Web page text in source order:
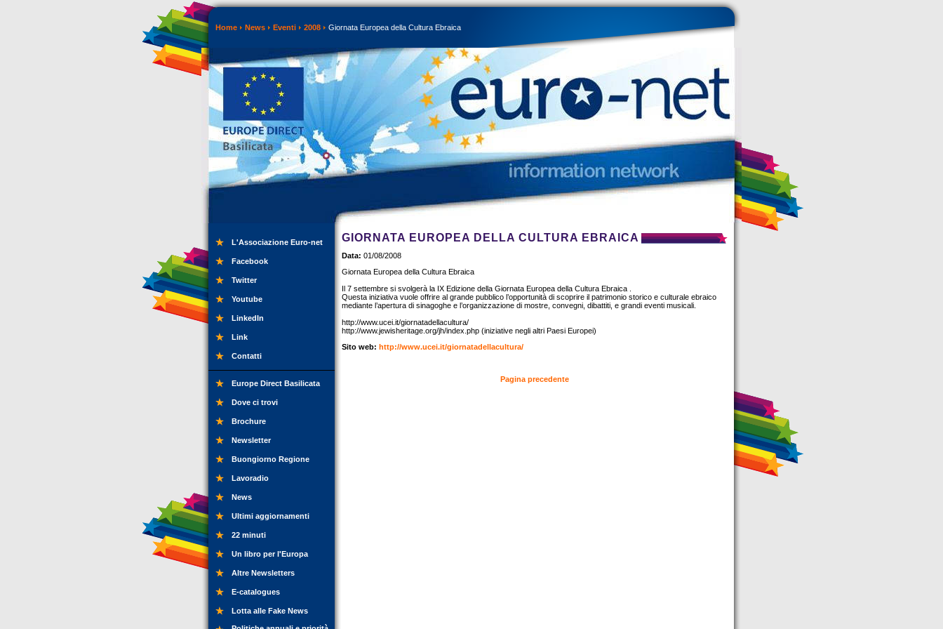
Home News Eventi 2008 Giornata Europea della Cultura Ebraica
L'Associazione Euro-net
Facebook
Twitter
Youtube
LinkedIn
Link
Contatti
Europe Direct Basilicata
Dove ci trovi
Brochure
Newsletter
Buongiorno Regione
Lavoradio
News
Ultimi aggiornamenti
22 minuti
Un libro per l'Europa
Altre Newsletters
E-catalogues
Lotta alle Fake News
GIORNATA EUROPEA DELLA CULTURA EBRAICA
Data: 01/08/2008
Giornata Europea della Cultura Ebraica
Il 7 settembre si svolgerà la IX Edizione della Giornata Europea della Cultura Ebraica .
Questa iniziativa vuole offrire al grande pubblico l’opportunità di scoprire il patrimonio storico e culturale ebraico
mediante l’apertura di sinagoghe e l’organizzazione di mostre, convegni, dibattiti, e grandi eventi musicali.
http://www.ucei.it/giornatadellacultura/
http://www.jewisheritage.org/jh/index.php (iniziative negli altri Paesi Europei)
Sito web: http://www.ucei.it/giornatadellacultura/
Pagina precedente